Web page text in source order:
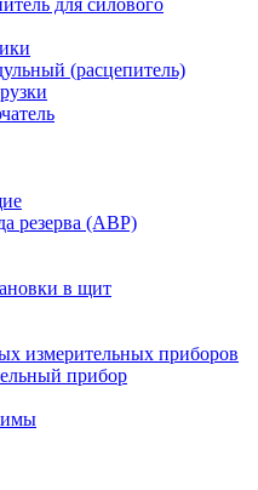
для силового
(расцепитель)
резерва (АВР)
в щит
измерительных приборов
прибор